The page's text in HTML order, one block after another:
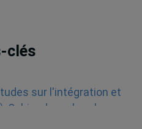
clés
sur l'intégration et
Cahier de recherche